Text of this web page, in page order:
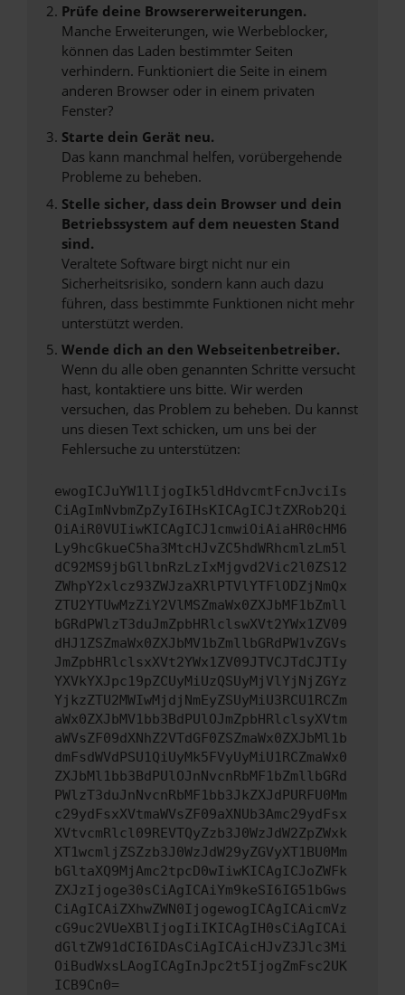
Prüfe deine Browsererweiterungen.
Manche Erweiterungen, wie Werbeblocker,
können das Laden bestimmter Seiten
verhindern. Funktioniert die Seite in einem
anderen Browser oder in einem privaten
Fenster?
Starte dein Gerät neu.
Das kann manchmal helfen, vorübergehende
Probleme zu beheben.
Stelle sicher, dass dein Browser und dein
Betriebssystem auf dem neuesten Stand
sind.
Veraltete Software birgt nicht nur ein
Sicherheitsrisiko, sondern kann auch dazu
führen, dass bestimmte Funktionen nicht mehr
unterstützt werden.
Wende dich an den Webseitenbetreiber.
Wenn du alle oben genannten Schritte versucht
hast, kontaktiere uns bitte. Wir werden
versuchen, das Problem zu beheben. Du kannst
uns diesen Text schicken, um uns bei der
Fehlersuche zu unterstützen:
ewogICJuYW1lIjogIk5ldHdvcmtFcnJvciIs
CiAgImNvbmZpZyI6IHsKICAgICJtZXRob2Qi
OiAiR0VUIiwKICAgICJ1cmwiOiAiaHR0cHM6
Ly9hcGkueC5ha3MtcHJvZC5hdWRhcmlzLm5l
dC92MS9jbGllbnRzLzIxMjgvd2Vic2l0ZS12
ZWhpY2xlcz93ZWJzaXRlPTVlYTFlODZjNmQx
ZTU2YTUwMzZiY2VlMSZmaWx0ZXJbMF1bZmll
bGRdPWlzT3duJmZpbHRlclswXVt2YWx1ZV09
dHJ1ZSZmaWx0ZXJbMV1bZmllbGRdPW1vZGVs
JmZpbHRlclsxXVt2YWx1ZV09JTVCJTdCJTIy
YXVkYXJpc19pZCUyMiUzQSUyMjVlYjNjZGYz
YjkzZTU2MWIwMjdjNmEyZSUyMiU3RCU1RCZm
aWx0ZXJbMV1bb3BdPUlOJmZpbHRlclsyXVtm
aWVsZF09dXNhZ2VTdGF0ZSZmaWx0ZXJbMl1b
dmFsdWVdPSU1QiUyMk5FVyUyMiU1RCZmaWx0
ZXJbMl1bb3BdPUlOJnNvcnRbMF1bZmllbGRd
PWlzT3duJnNvcnRbMF1bb3JkZXJdPURFU0Mm
c29ydFsxXVtmaWVsZF09aXNUb3Amc29ydFsx
XVtvcmRlcl09REVTQyZzb3J0WzJdW2ZpZWxk
XT1wcmljZSZzb3J0WzJdW29yZGVyXT1BU0Mm
bGltaXQ9MjAmc2tpcD0wIiwKICAgICJoZWFk
ZXJzIjoge30sCiAgICAiYm9keSI6IG51bGws
CiAgICAiZXhwZWN0IjogewogICAgICAicmVz
cG9uc2VUeXBlIjogIiIKICAgIH0sCiAgICAi
dGltZW91dCI6IDAsCiAgICAicHJvZ3Jlc3Mi
OiBudWxsLAogICAgInJpc2t5IjogZmFsc2UK
ICB9Cn0=